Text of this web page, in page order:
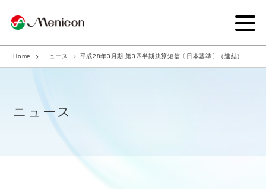
企業情報
商品サイト
Home ニュース 平成28年3月期 第3四半期決算短信〔日本基準〕（連結）
ニュース